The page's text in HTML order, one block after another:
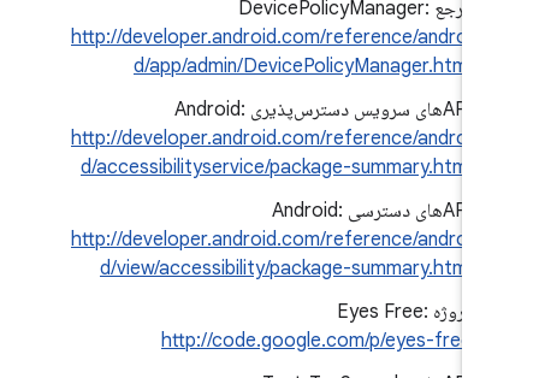
http://developer.android.com/reference/androi
d/app/admin/DevicePolicyManager.html
http://developer.android.com/reference/androi
d/accessibilityservice/package-summary.html
http://developer.android.com/reference/androi
d/view/accessibility/package-summary.html
http://code.google.com/p/eyes-free